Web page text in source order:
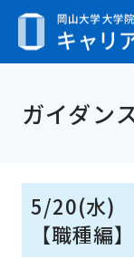
ガイダン
5/20(水)
【職種編】